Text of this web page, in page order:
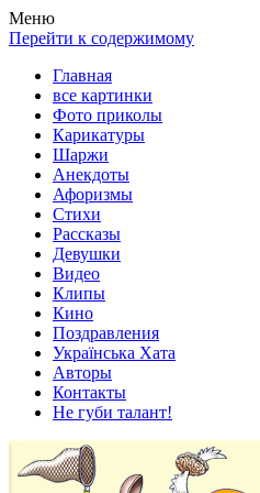
Весела хата — прикольные
Покажем всем ваши фото
Меню
Перейти к содержимому
Главная
все картинки
Фото приколы
Карикатуры
Шаржи
Анекдоты
Афоризмы
Стихи
Рассказы
Девушки
Видео
Клипы
Кино
Поздравления
Українська Хата
Авторы
Контакты
Не губи талант!